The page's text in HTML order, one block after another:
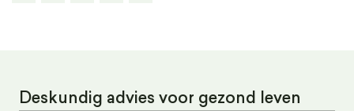
Deskundig advies voor gezond leven